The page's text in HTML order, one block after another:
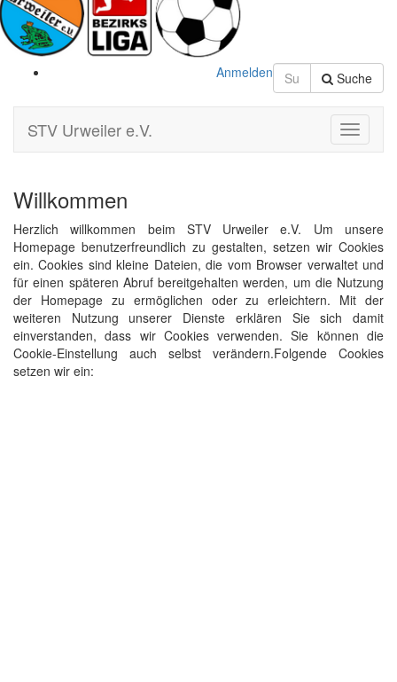
Suche
Anmelden
Toggle
STV Urweiler e.V.
Willkommen
Herzlich willkommen beim STV Urweiler e.V. Um unsere
Homepage benutzerfreundlich zu gestalten, setzen wir Cookies
ein. Cookies sind kleine Dateien, die vom Browser verwaltet und
für einen späteren Abruf bereitgehalten werden, um die Nutzung
der Homepage zu ermöglichen oder zu erleichtern. Mit der
weiteren Nutzung unserer Dienste erklären Sie sich damit
einverstanden, dass wir Cookies verwenden. Sie können die
Cookie-Einstellung auch selbst verändern.Folgende Cookies
setzen wir ein: